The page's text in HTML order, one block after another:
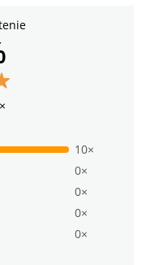
10×
0×
0×
0×
0×